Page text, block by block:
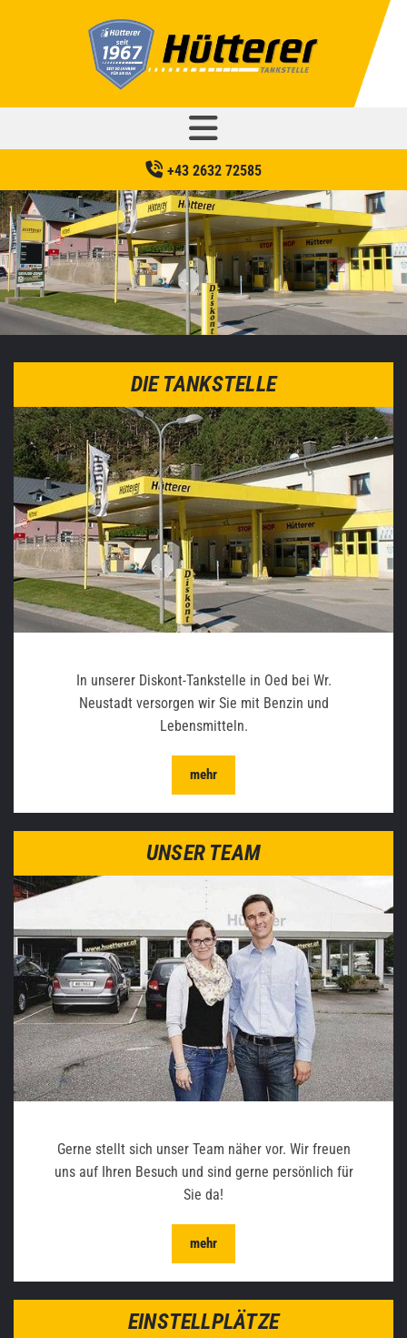
+43 2632 72585
DIE TANKSTELLE
In unserer Diskont-Tankstelle in Oed bei Wr.
Neustadt versorgen wir Sie mit Benzin und
Lebensmitteln.
mehr
UNSER TEAM
Gerne stellt sich unser Team näher vor. Wir freuen
uns auf Ihren Besuch und sind gerne persönlich für
Sie da!
mehr
EINSTELLPLÄTZE